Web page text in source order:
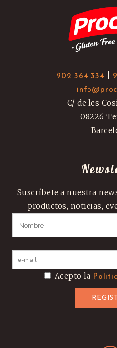
902 364 334
C/ de les
08226
Suscríbete a nuestra
productos, noticias,
Acepto la